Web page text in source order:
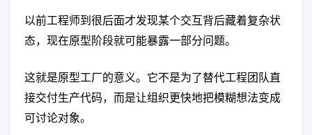
以前工程师到很后面才发现某个交互背后藏着复杂状
态，现在原型阶段就可能暴露一部分问题。
这就是原型工厂的意义。它不是为了替代工程团队直
接交付生产代码，而是让组织更快地把模糊想法变成
可讨论对象。